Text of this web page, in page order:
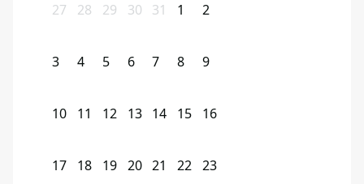
27 28 29 30 31 1 2
3 4 5 6 7 8 9
10 11 12 13 14 15 16
17 18 19 20 21 22 23